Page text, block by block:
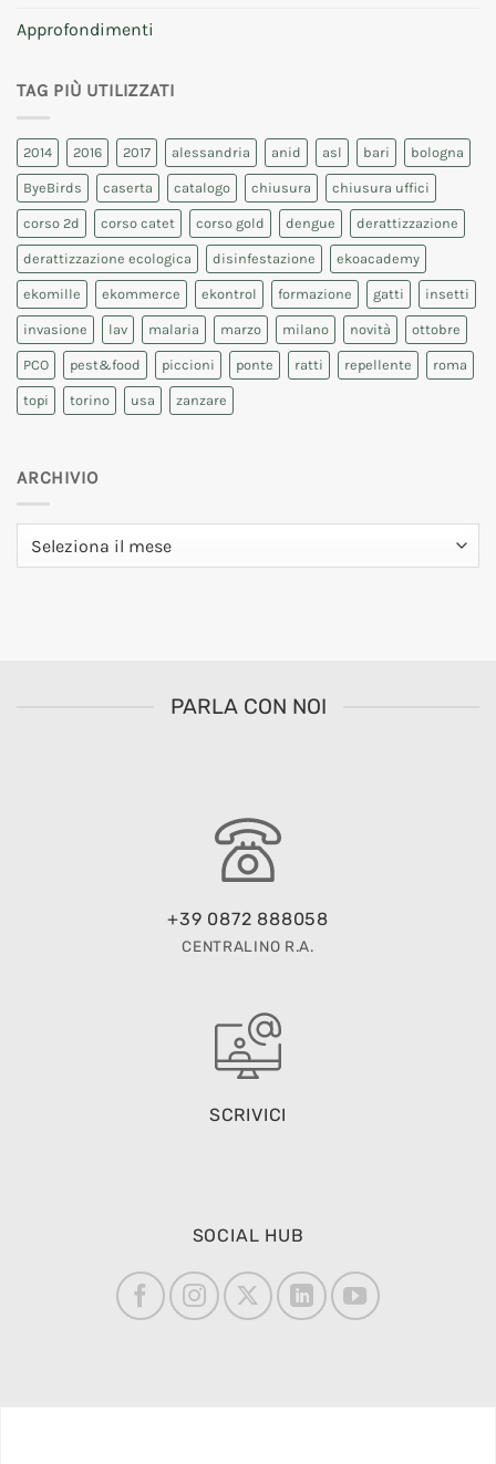
Approfondimenti
TAG PIÙ UTILIZZATI
2014 2016 2017 alessandria anid asl bari bologna
ByeBirds caserta catalogo chiusura chiusura uffici
corso 2d corso catet corso gold dengue derattizzazione
derattizzazione ecologica disinfestazione ekoacademy
ekomille ekommerce ekontrol formazione gatti insetti
invasione lav malaria marzo milano novità ottobre
PCO pest&food piccioni ponte ratti repellente roma
topi torino usa zanzare
ARCHIVIO
PARLA CON NOI
+39 0872 888058
CENTRALINO R.A.
SCRIVICI
SOCIAL HUB